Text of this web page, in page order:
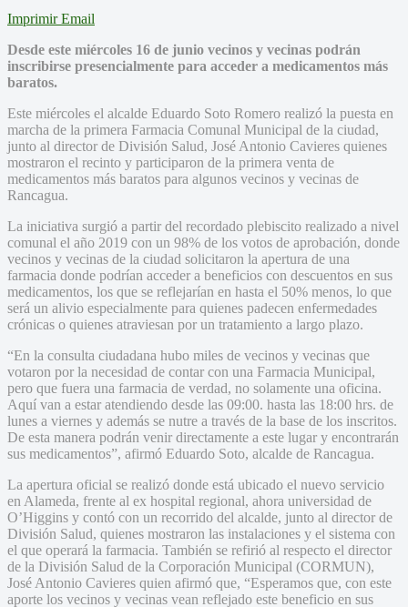
Imprimir Email
Desde este miércoles 16 de junio vecinos y vecinas podrán
inscribirse presencialmente para acceder a medicamentos más
baratos.
Este miércoles el alcalde Eduardo Soto Romero realizó la puesta en
marcha de la primera Farmacia Comunal Municipal de la ciudad,
junto al director de División Salud, José Antonio Cavieres quienes
mostraron el recinto y participaron de la primera venta de
medicamentos más baratos para algunos vecinos y vecinas de
Rancagua.
La iniciativa surgió a partir del recordado plebiscito realizado a nivel
comunal el año 2019 con un 98% de los votos de aprobación, donde
vecinos y vecinas de la ciudad solicitaron la apertura de una
farmacia donde podrían acceder a beneficios con descuentos en sus
medicamentos, los que se reflejarían en hasta el 50% menos, lo que
será un alivio especialmente para quienes padecen enfermedades
crónicas o quienes atraviesan por un tratamiento a largo plazo.
“En la consulta ciudadana hubo miles de vecinos y vecinas que
votaron por la necesidad de contar con una Farmacia Municipal,
pero que fuera una farmacia de verdad, no solamente una oficina.
Aquí van a estar atendiendo desde las 09:00. hasta las 18:00 hrs. de
lunes a viernes y además se nutre a través de la base de los inscritos.
De esta manera podrán venir directamente a este lugar y encontrarán
sus medicamentos”, afirmó Eduardo Soto, alcalde de Rancagua.
La apertura oficial se realizó donde está ubicado el nuevo servicio
en Alameda, frente al ex hospital regional, ahora universidad de
O’Higgins y contó con un recorrido del alcalde, junto al director de
División Salud, quienes mostraron las instalaciones y el sistema con
el que operará la farmacia. También se refirió al respecto el director
de la División Salud de la Corporación Municipal (CORMUN),
José Antonio Cavieres quien afirmó que, “Esperamos que, con este
aporte los vecinos y vecinas vean reflejado este beneficio en sus